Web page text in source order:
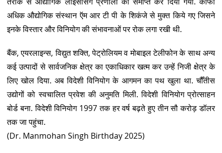
अधिक औद्योगिक संस्थान ऍम आर टी पी के शिकंजे से मुक्त किये गए जिसने
इनके विस्तार और विनियोग की संभावनाओं पर रोक लगा रखी थी.
बैंक, एयरलाइन्स, विद्युत शक्ति, पेट्रोलियम व मोबाइल टेलीफोन के साथ अन्य
कई उत्पादों से सार्वजनिक क्षेत्र का एकाधिकार खत्म कर उन्हें निजी क्षेत्र के
लिए खोल दिया. अब विदेशी विनियोग के आगमन का पथ खुला था. चौँतीस
उद्योगों को स्वचालित प्रवेश की अनुमति मिली. विदेशी विनियोग प्रोत्साहन
बोर्ड बना. विदेशी विनियोग 1997 तक हर वर्ष बढ़ते हुए तीन सौ करोड़ डॉलर
तक जा पहुंचा.
(Dr. Manmohan Singh Birthday 2025)